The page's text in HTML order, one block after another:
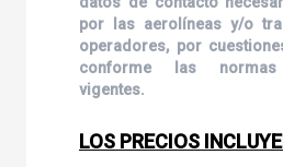
por las aerolíneas y/o
operadores, por
conforme las normas
vigentes.
LOS PRECIOS